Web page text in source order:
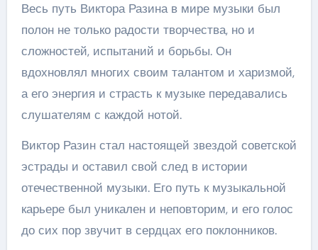
Весь путь Виктора Разина в мире музыки был
полон не только радости творчества, но и
сложностей, испытаний и борьбы. Он
вдохновлял многих своим талантом и харизмой,
а его энергия и страсть к музыке передавались
слушателям с каждой нотой.
Виктор Разин стал настоящей звездой советской
эстрады и оставил свой след в истории
отечественной музыки. Его путь к музыкальной
карьере был уникален и неповторим, и его голос
до сих пор звучит в сердцах его поклонников.